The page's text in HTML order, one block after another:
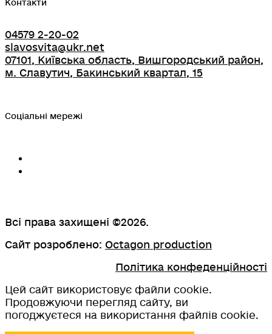
Контакти
04579 2-20-02
slavosvita@ukr.net
07101, Київська область, Вишгородський район,
м. Славутич, Бакинський квартал, 15
Соціальні мережі
Всі права захищені ©2026.
Сайт розроблено: Octagon production
Політика конфеденційності
Цей сайт використовує файли cookie.
Продовжуючи перегляд сайту, ви
погоджуєтеся на використання файлів cookie.